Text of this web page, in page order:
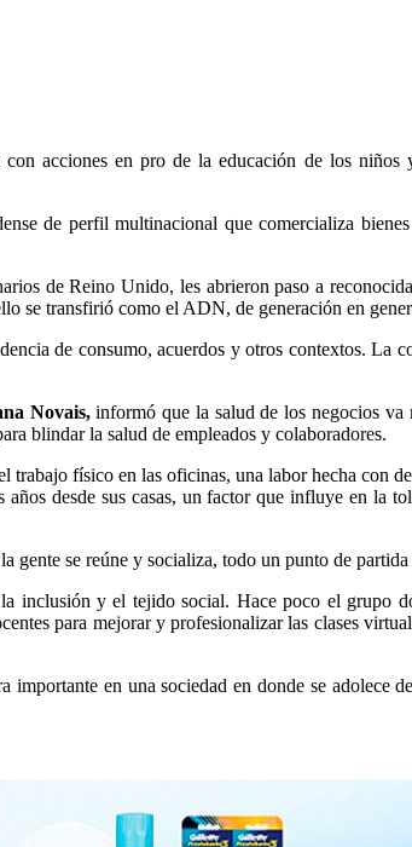
acciones en pro de la educación de los
de perfil multinacional que comercializa
de Reino Unido, les abrieron paso a
se transfirió como el ADN, de generación en
de consumo, acuerdos y otros contextos. La
Novais,informó que la salud de los negocios va
blindar la salud de empleados y colaboradores.
físico en las oficinas, una labor hecha con
desde sus casas, un factor que influye en la
gente se reúne y socializa, todo un punto de
inclusión y el tejido social. Hace poco el grupo
para mejorar y profesionalizar las clases
en una sociedad en donde se adolece